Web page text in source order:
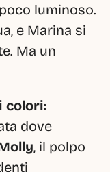
luminoso.
e Marina si
Ma un
colori:
dove